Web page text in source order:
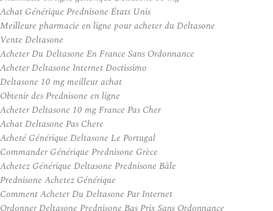
Achat Générique Prednisone États Unis
Meilleure pharmacie en ligne pour acheter du Deltasone
Vente Deltasone
Acheter Du Deltasone En France Sans Ordonnance
Acheter Deltasone Internet Doctissimo
Deltasone 10 mg meilleur achat
Obtenir des Prednisone en ligne
Acheter Deltasone 10 mg France Pas Cher
Achat Deltasone Pas Chere
Acheté Générique Deltasone Le Portugal
Commander Générique Prednisone Grèce
Achetez Générique Deltasone Prednisone Bâle
Prednisone Achetez Générique
Comment Acheter Du Deltasone Par Internet